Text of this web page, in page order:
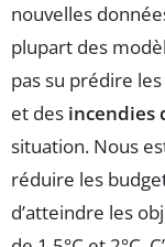
nouvelles
plupart des
pas su prédire
et des incendies
situation. Nous
réduire les
d’atteindre les